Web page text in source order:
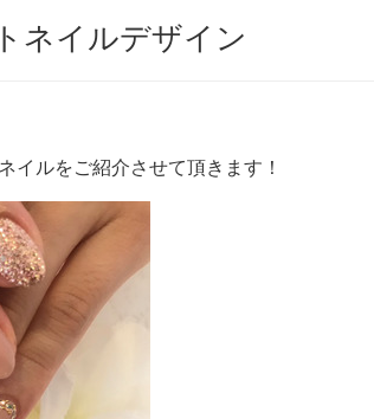
ネイルデザイン
イルをご紹介させて頂きます！